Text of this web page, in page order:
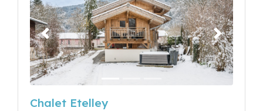
Précédent Suivant
Chalet Etelley